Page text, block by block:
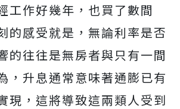
工作好幾年，也買了數間
的感受就是 ，無論利率是否
的往往是無房者與只有一間
，升息通常意味著通膨已有
現，這將導致這兩類人受到